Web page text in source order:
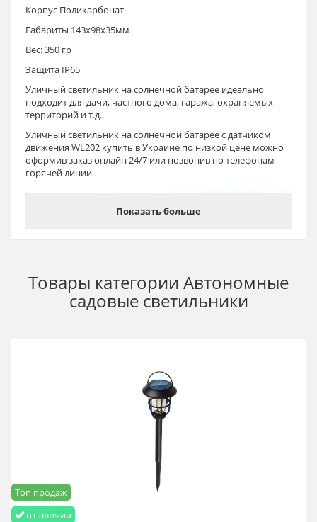
Корпус Поликарбонат
Габариты 143х98х35мм
Вес: 350 гр
Защита IP65
Уличный светильник на солнечной батарее идеально
подходит для дачи, частного дома, гаража, охраняемых
территорий и т.д.
Уличный светильник на солнечной батарее с датчиком
движения WL202 купить в Украине по низкой цене можно
оформив заказ онлайн 24/7 или позвонив по телефонам
горячей линии
Показать больше
Товары категории Автономные
садовые светильники
в наличии
Топ продаж